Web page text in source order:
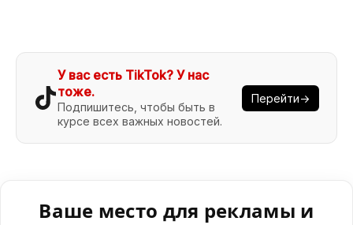
У вас есть TikTok? У нас
тоже.
Подпишитесь, чтобы быть в
курсе всех важных новостей.
Перейти→
Ваше место для рекламы и